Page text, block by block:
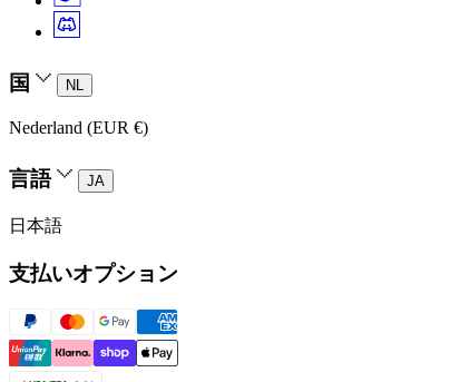
国 NL
Nederland (EUR €)
言語 JA
日本語
支払いオプション